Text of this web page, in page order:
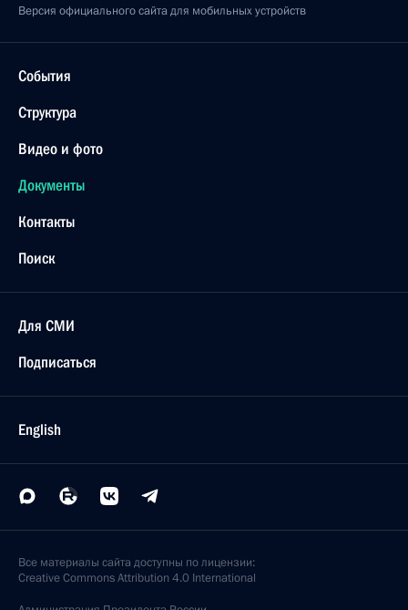
Версия официального сайта для мобильных устройств
События
Структура
Видео и фото
Документы
Контакты
Поиск
Для СМИ
Подписаться
English
Все материалы сайта доступны по лицензии:
Creative Commons Attribution 4.0 International